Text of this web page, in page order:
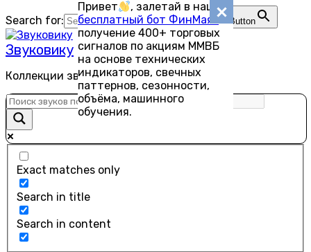
Привет
, залетай в наш
бесплатный бот ФинМаяк—
получение 400+ торговых
сигналов по акциям ММВБ
на основе технических
индикаторов, свечных
паттернов, сезонности,
объёма, машинного
обучения.
к
содержанию
Search for: Search Button
Звуковику
Коллекции звуков для скачивания
Exact matches only
Search in title
Search in content